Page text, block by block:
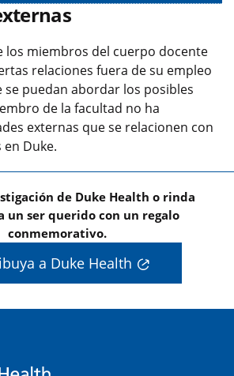
los miembros del cuerpo docente
relaciones fuera de su empleo
se puedan abordar los posibles
de la facultad no ha
externas que se relacionen con
Duke.
de Duke Health o rinda
un ser querido con un regalo
conmemorativo.
a Duke Health